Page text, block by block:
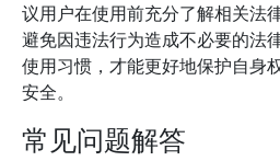
议用户在使用前充分了解相关法
避免因违法行为造成不必要的法
使用习惯，才能更好地保护自身
安全。
常见问题解答